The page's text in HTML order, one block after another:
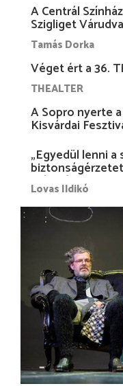
A Centrál
Szigliget
Tamás Dorka
Véget ért a 36.
THEALTER
A Sopro nyerte
Kisvárdai
„Egyedül lenni
más nélkül is
Lovas Ildikó